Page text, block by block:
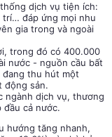
dịch vụ tiện ích:
trí… đáp ứng mọi nhu
gia trong và ngoài
trong đó có 400.000
nước - nguồn cầu bất
đang thu hút một
động sản.
ngành dịch vụ, thương
đầu cả nước.
hướng tăng nhanh,